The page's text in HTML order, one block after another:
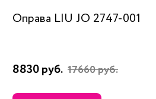
Оправа LIU JO 2747-001
8830 руб. 17660 руб.